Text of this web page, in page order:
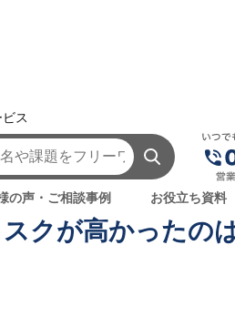
ス
の声・ご相談事例 お役立ち資料
学ぶ・知る
ChatGPT vs Claude
ハルシネーシ
クが高かったの